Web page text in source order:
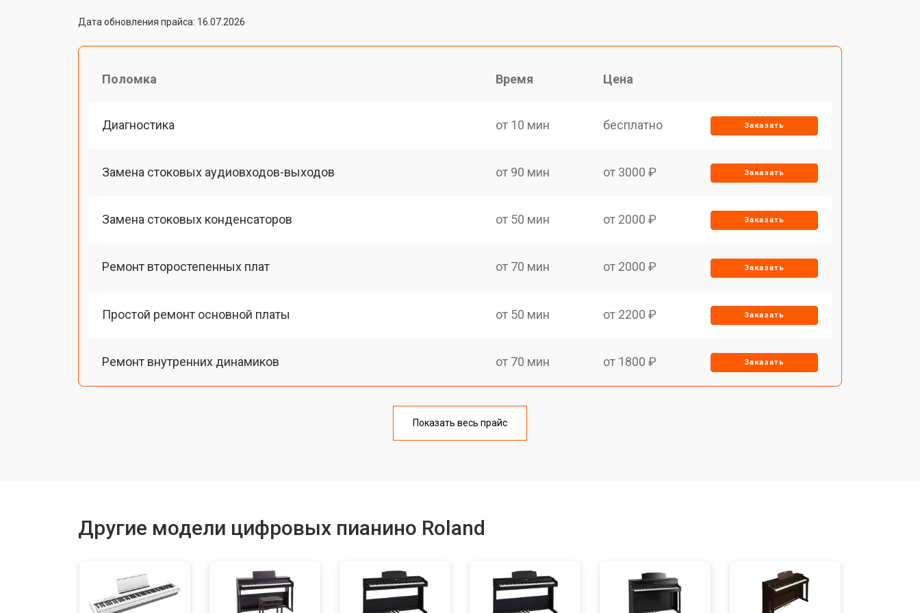
Дата обновления прайса: 16.07.2026
Поломка Время Цена
Диагностика от 10 мин бесплатно Заказать
Замена стоковых аудиовходов-выходов от 90 мин от 3000 ₽ Заказать
Замена стоковых конденсаторов от 50 мин от 2000 ₽ Заказать
Ремонт второстепенных плат от 70 мин от 2000 ₽ Заказать
Простой ремонт основной платы от 50 мин от 2200 ₽ Заказать
Ремонт внутренних динамиков от 70 мин от 1800 ₽ Заказать
от 50 мин
Ремонт клавиш от 70 мин
Показать весь прайс
Другие модели цифровых пианино Roland